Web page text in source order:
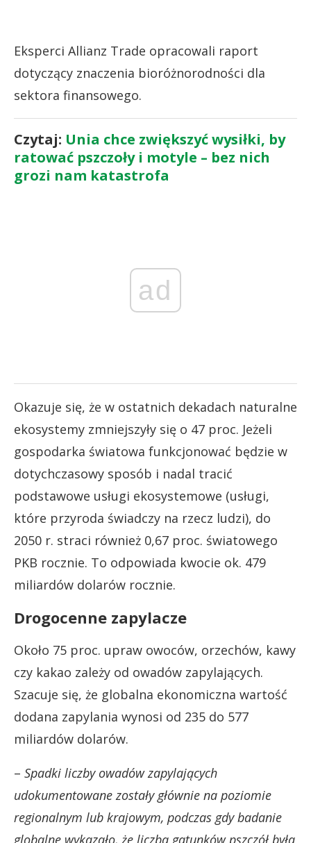
Eksperci Allianz Trade opracowali raport
dotyczący znaczenia bioróżnorodności dla
sektora finansowego.
Czytaj: Unia chce zwiększyć wysiłki, by
ratować pszczoły i motyle – bez nich
grozi nam katastrofa
ad
Okazuje się, że w ostatnich dekadach naturalne
ekosystemy zmniejszyły się o 47 proc. Jeżeli
gospodarka światowa funkcjonować będzie w
dotychczasowy sposób i nadal tracić
podstawowe usługi ekosystemowe (usługi,
które przyroda świadczy na rzecz ludzi), do
2050 r. straci również 0,67 proc. światowego
PKB rocznie. To odpowiada kwocie ok. 479
miliardów dolarów rocznie.
Drogocenne zapylacze
Około 75 proc. upraw owoców, orzechów, kawy
czy kakao zależy od owadów zapylających.
Szacuje się, że globalna ekonomiczna wartość
dodana zapylania wynosi od 235 do 577
miliardów dolarów.
– Spadki liczby owadów zapylających
udokumentowane zostały głównie na poziomie
regionalnym lub krajowym, podczas gdy badanie